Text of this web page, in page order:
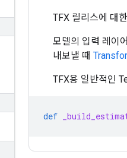
TFX 릴리스에 대
모델의 입력 레이
내보낼 때
TFX용 일반적인
def